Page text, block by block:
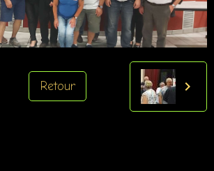
Retour